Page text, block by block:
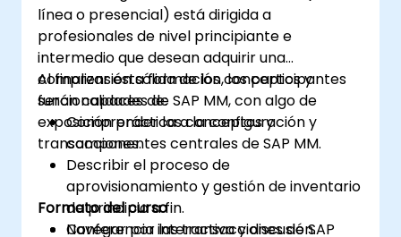
línea o presencial) está dirigida a
profesionales de nivel principiante e
intermedio que desean adquirir una
comprensión sólida de los conceptos y
funcionalidades de SAP MM, con algo de
exposición práctica a la configuración y
transacciones.
Al finalizar esta formación, los participantes
serán capaces de:
Comprender los conceptos y
componentes centrales de SAP MM.
Describir el proceso de
aprovisionamiento y gestión de inventario
de principio a fin.
Navegar por las transacciones de SAP
Formato del curso
Conferencia interactiva y discusión.